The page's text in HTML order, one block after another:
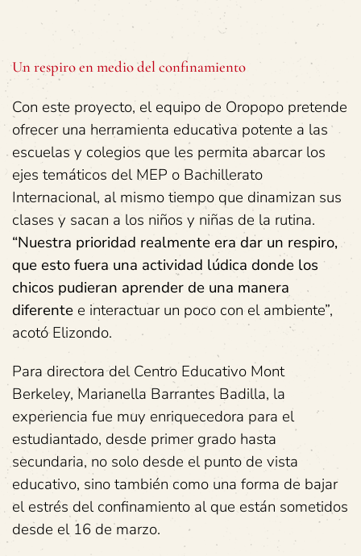
Un respiro en medio del confinamiento
Con este proyecto, el equipo de Oropopo pretende
ofrecer una herramienta educativa potente a las
escuelas y colegios que les permita abarcar los
ejes temáticos del MEP o Bachillerato
Internacional, al mismo tiempo que dinamizan sus
clases y sacan a los niños y niñas de la rutina.
“Nuestra prioridad realmente era dar un respiro,
que esto fuera una actividad lúdica donde los
chicos pudieran aprender de una manera
diferente e interactuar un poco con el ambiente”,
acotó Elizondo.
Para directora del Centro Educativo Mont
Berkeley, Marianella Barrantes Badilla, la
experiencia fue muy enriquecedora para el
estudiantado, desde primer grado hasta
secundaria, no solo desde el punto de vista
educativo, sino también como una forma de bajar
el estrés del confinamiento al que están sometidos
desde el 16 de marzo.